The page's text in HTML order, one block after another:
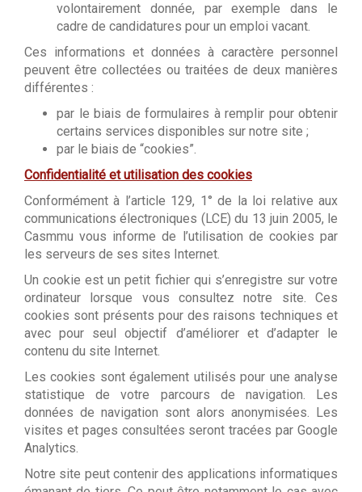
volontairement donnée, par exemple dans le
cadre de candidatures pour un emploi vacant.
Ces informations et données à caractère personnel
peuvent être collectées ou traitées de deux manières
différentes :
par le biais de formulaires à remplir pour obtenir
certains services disponibles sur notre site ;
par le biais de “cookies”.
Confidentialité et utilisation des cookies
Conformément à l’article 129, 1° de la loi relative aux
communications électroniques (LCE) du 13 juin 2005, le
Casmmu vous informe de l’utilisation de cookies par
les serveurs de ses sites Internet.
Un cookie est un petit fichier qui s’enregistre sur votre
ordinateur lorsque vous consultez notre site. Ces
cookies sont présents pour des raisons techniques et
avec pour seul objectif d’améliorer et d’adapter le
contenu du site Internet.
Les cookies sont également utilisés pour une analyse
statistique de votre parcours de navigation. Les
données de navigation sont alors anonymisées. Les
visites et pages consultées seront tracées par Google
Analytics.
Notre site peut contenir des applications informatiques